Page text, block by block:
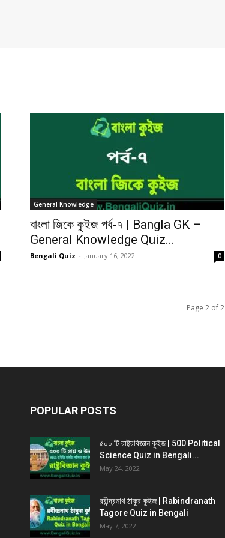
General Knowledge
বাংলা জিকে কুইজ পর্ব-৭ | Bangla GK –
General Knowledge Quiz...
Bengali Quiz - January 16, 2022 0
Page 2 of 2
POPULAR POSTS
৫০০ টি রাষ্ট্রবিজ্ঞান কুইজ | 500 Political
Science Quiz in Bengali...
May 24, 2022
রবীন্দ্রনাথ ঠাকুর কুইজ | Rabindranath
Tagore Quiz in Bengali
May 7, 2022